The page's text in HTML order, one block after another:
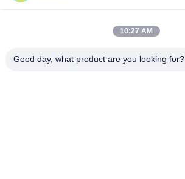
Video
Fatory Tour
10:27 AM
Good day, what product are you looking for?